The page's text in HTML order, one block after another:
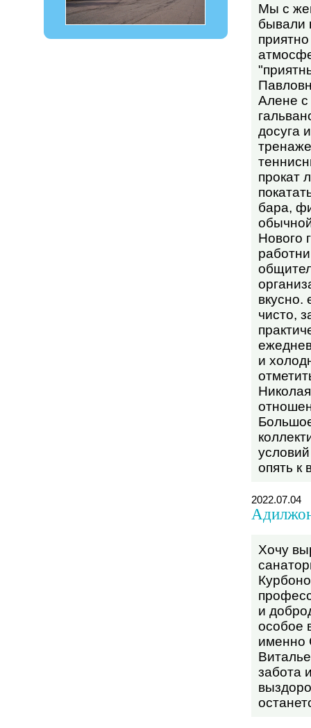
Мы с
бывали
Алене с
досуга
прокат
бара,
Нового
вкусно.
чисто,
и
опять к
2022.07.04
Хочу
и
особое
именно
забота